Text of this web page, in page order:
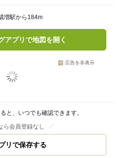
増駅から184m
アプリで地図を開く
広告を非表示
と、いつでも確認できます。
ら会員登録なし
リで保存する